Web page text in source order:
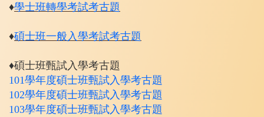
♦學士班轉學考試考古題
♦碩士班一般入學考試考古題
♦碩士班甄試入學考古題
101學年度碩士班甄試入學考古題
102學年度碩士班甄試入學考古題
103學年度碩士班甄試入學考古題